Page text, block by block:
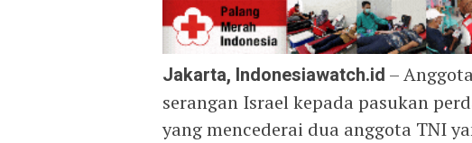
Jakarta, Indonesiawatch.id –
serangan Israel kepada pasukan
yang mencederai dua anggota TNI